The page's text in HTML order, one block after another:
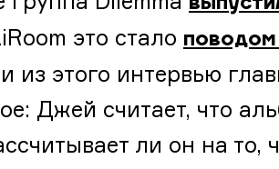
это стало поводом
из этого интервью
Джей считает, что
ли он на